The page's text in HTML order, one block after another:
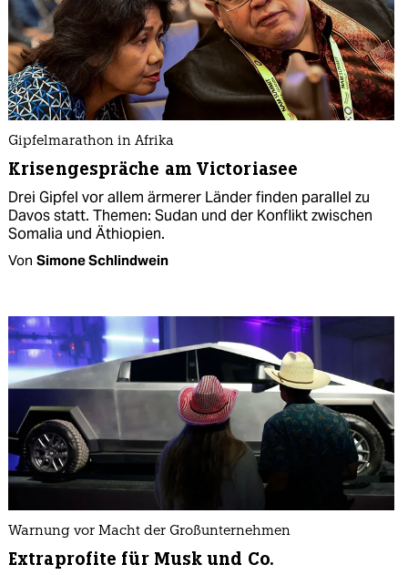
Gipfelmarathon in Afrika
Krisengespräche am Victoriasee
Drei Gipfel vor allem ärmerer Länder finden parallel zu
Davos statt. Themen: Sudan und der Konflikt zwischen
Somalia und Äthiopien.
Von Simone Schlindwein
Warnung vor Macht der Großunternehmen
Extraprofite für Musk und Co.